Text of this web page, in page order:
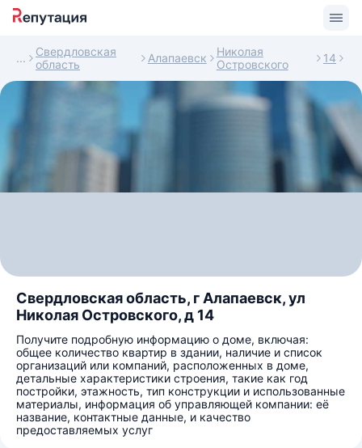
Свердловская
область
Алапаевск
Николая
Островского
14
Свердловская область, г Алапаевск, ул
Николая Островского, д 14
Получите подробную информацию о доме, включая:
общее количество квартир в здании, наличие и список
организаций или компаний, расположенных в доме,
детальные характеристики строения, такие как год
постройки, этажность, тип конструкции и использованные
материалы, информация об управляющей компании: её
название, контактные данные, и качество
предоставляемых услуг